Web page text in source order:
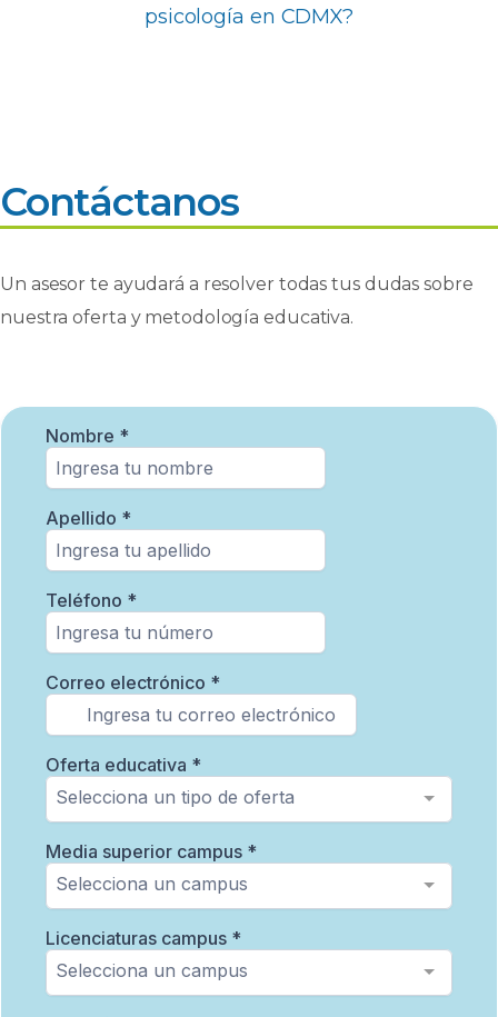
psicología en CDMX?
Contáctanos
Un asesor te ayudará a resolver todas tus dudas sobre
nuestra oferta y metodología educativa.